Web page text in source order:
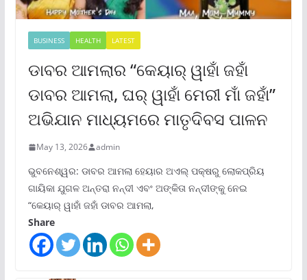
BUSINESS HEALTH LATEST
ଡାବର ଆମଲାର “କେୟାର୍ ୱାହାଁ ଜହାଁ
ଡାବର ଆମଲା, ଘର୍ ୱାହାଁ ମେରୀ ମାଁ ଜହାଁ”
ଅଭିଯାନ ମାଧ୍ୟମରେ ମାତୃଦିବସ ପାଳନ
May 13, 2026 admin
ଭୁବନେଶ୍ୱର: ଡାବର ଆମଲା ହେୟାର ଅଏଲ୍ ପକ୍ଷରୁ ଲୋକପ୍ରିୟ
ଗାୟିକା ଯୁଗଳ ଅନ୍ତରା ନନ୍ଦୀ ଏବଂ ଅଙ୍କିତା ନନ୍ଦୀଙ୍କୁ ନେଇ
“କେୟାର୍ ୱାହାଁ ଜହାଁ ଡାବର ଆମଲା,
Share